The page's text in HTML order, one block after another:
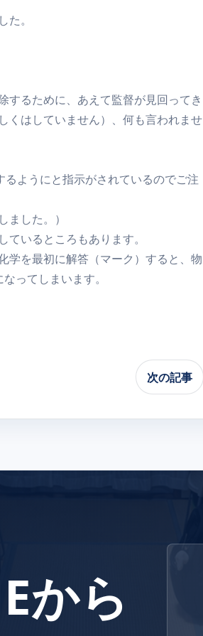
。
するために、あえて監督が見回ってき
くはしていません）、何も言われませ
ようにと指示がされているのでご注
ました。）
いるところもあります。
学を最初に解答（マーク）すると、物
ってしまいます。
次の記事
から